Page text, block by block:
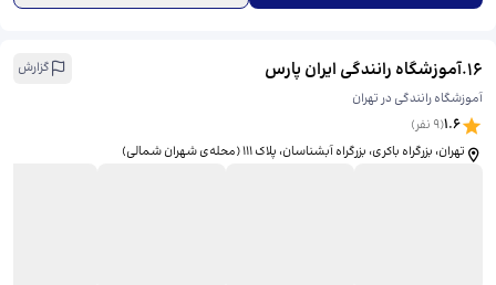
16
.آموزشگاه رانندگی ایران پارس
گزارش
آموزشگاه رانندگی در تهران
1.6
(
9 نفر)
تهران، بزرگراه باکری، بزرگراه آبشناسان، پلاک 111 (محله‌ی شهران شمالی)